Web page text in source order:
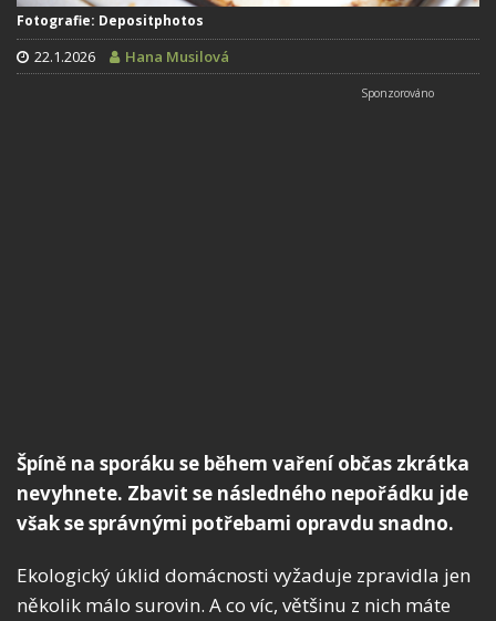
Fotografie: Depositphotos
22.1.2026 Hana Musilová
Špíně na sporáku se během vaření občas zkrátka
nevyhnete. Zbavit se následného nepořádku jde
však se správnými potřebami opravdu snadno.
Ekologický úklid domácnosti vyžaduje zpravidla jen
několik málo surovin. A co víc, většinu z nich máte